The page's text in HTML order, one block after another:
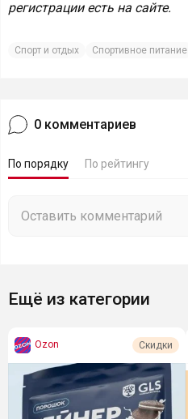
регистрации есть на сайте.
Спорт и отдых Спортивное питание
0 комментариев
По порядку По рейтингу
Ещё из категории
Ozon Скидки